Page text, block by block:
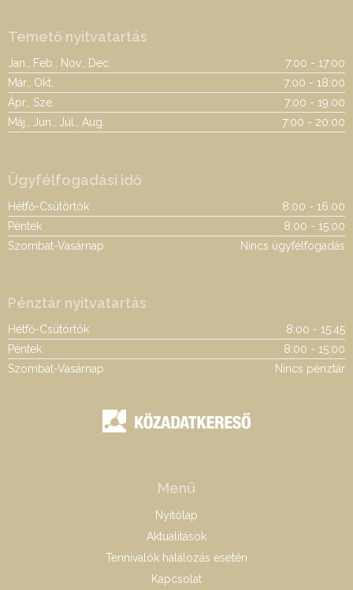
Temető nyitvatartás
Jan., Feb., Nov., Dec.
7:00 - 17:00
Már., Okt.
7:00 - 18:00
Ápr., Sze.
7:00 - 19:00
Máj., Jún., Júl., Aug.
7:00 - 20:00
Ügyfélfogadási idő
Hétfő-Csütörtök
8:00 - 16:00
Péntek
8:00 - 15:00
Szombat-Vasárnap
Nincs ügyfélfogadás
Pénztár nyitvatartás
Hétfő-Csütörtök
8:00 - 15:45
Péntek
8:00 - 15:00
Szombat-Vasárnap
Nincs pénztár
Menü
Nyitólap
Aktualitások
Tennivalók halálozás esetén
Kapcsolat